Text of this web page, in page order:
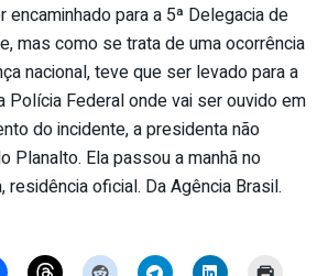
encaminhado para a 5ª Delegacia de
mas como se trata de uma ocorrência
nacional, teve que ser levado para a
Polícia Federal onde vai ser ouvido em
do incidente, a presidenta não
Planalto. Ela passou a manhã no
residência oficial. Da Agência Brasil.